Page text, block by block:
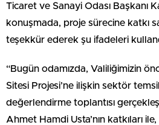
Ticaret ve Sanayi Odası Başkanı
konuşmada, proje sürecine katkı
teşekkür ederek şu ifadeleri
“Bugün odamızda, Valiliğimizin
Sitesi Projesi’ne ilişkin sektör
değerlendirme toplantısı
Ahmet Hamdi Usta’nın katkıları